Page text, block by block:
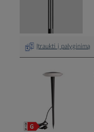
Įtraukti į palyginimą